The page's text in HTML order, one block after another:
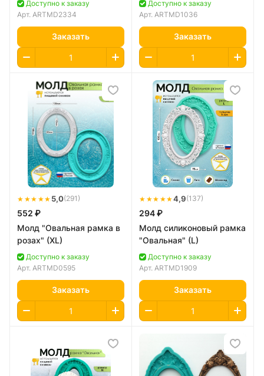
Доступно к заказу
Арт. ARTMD2334
Заказать
Доступно к заказу
Арт. ARTMD1036
Заказать
★★★★★ 5,0(291)
552 ₽
Молд "Овальная рамка в
розах" (XL)
Доступно к заказу
Арт. ARTMD0595
Заказать
★★★★★4,9(137)
294 ₽
Молд силиконовый рамка
"Овальная" (L)
Доступно к заказу
Арт. ARTMD1909
Заказать